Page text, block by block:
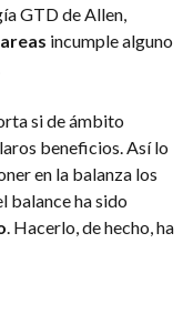
GTD de Allen,
incumple alguno
si de ámbito
beneficios. Así lo
en la balanza los
balance ha sido
. Hacerlo, de hecho, ha